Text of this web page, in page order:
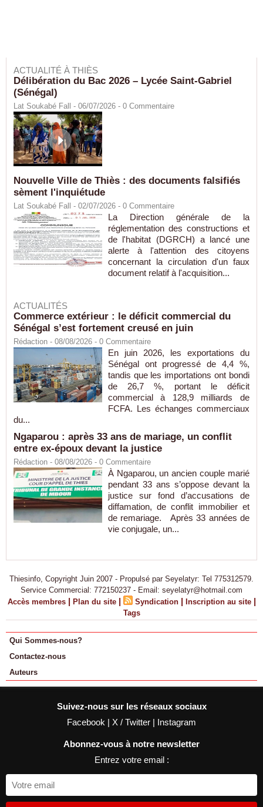
ACTUALITÉ À THIÈS
Délibération du Bac 2026 – Lycée Saint-Gabriel
(Sénégal)
Lat Soukabé Fall - 06/07/2026 - 0 Commentaire
Nouvelle Ville de Thiès : des documents falsifiés
sèment l'inquiétude
Lat Soukabé Fall - 02/07/2026 - 0 Commentaire
La Direction générale de la
réglementation des constructions et
de l'habitat (DGRCH) a lancé une
alerte à l'attention des citoyens
concernant la circulation d'un faux
document relatif à l'acquisition...
ACTUALITÉS
Commerce extérieur : le déficit commercial du
Sénégal s’est fortement creusé en juin
Rédaction - 08/08/2026 - 0 Commentaire
En juin 2026, les exportations du
Sénégal ont progressé de 4,4 %,
tandis que les importations ont bondi
de 26,7 %, portant le déficit
commercial à 128,9 milliards de
FCFA. Les échanges commerciaux
du...
Ngaparou : après 33 ans de mariage, un conflit
entre ex-époux devant la justice
Rédaction - 08/08/2026 - 0 Commentaire
À Ngaparou, un ancien couple marié
pendant 33 ans s’oppose devant la
justice sur fond d’accusations de
diffamation, de conflit immobilier et
de remariage. Après 33 années de
vie conjugale, un...
Thiesinfo, Copyright Juin 2007 - Propulsé par Seyelatyr: Tel 775312579.
Service Commercial: 772150237 - Email: seyelatyr@hotmail.com
Accès membres | Plan du site | Syndication | Inscription au site |
Tags
Qui Sommes-nous?
Contactez-nous
Auteurs
Suivez-nous sur les réseaux sociaux
Facebook | X / Twitter | Instagram
Abonnez-vous à notre newsletter
Entrez votre email :